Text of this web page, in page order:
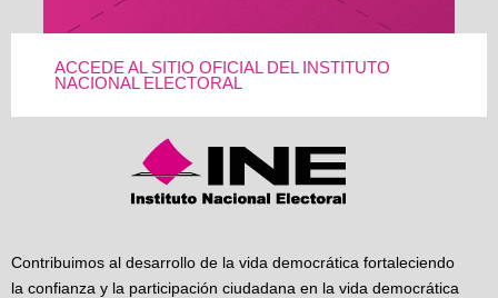
ACCEDE AL SITIO OFICIAL DEL INSTITUTO
NACIONAL ELECTORAL
Contribuimos al desarrollo de la vida democrática fortaleciendo
la confianza y la participación ciudadana en la vida democrática